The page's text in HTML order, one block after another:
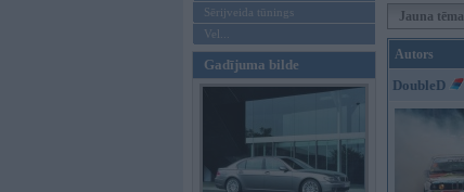
Sērijveida tūnings
Vel...
Gadījuma bilde
Jauna tēma
Autors
DoubleD